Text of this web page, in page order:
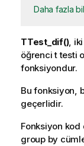
Daha fazla
TTest_dif(),
öğrenci t testi
fonksiyondur.
Bu fonksiyon,
geçerlidir.
Fonksiyon kod
group by